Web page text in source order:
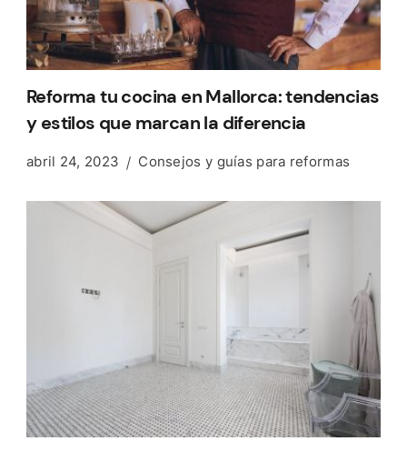
Reforma tu cocina en Mallorca: tendencias
y estilos que marcan la diferencia
abril 24, 2023 Consejos y guías para reformas